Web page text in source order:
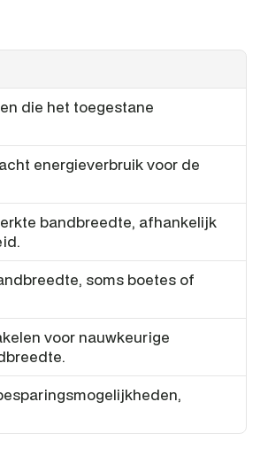
die het toegestane
energieverbruik voor de
bandbreedte, afhankelijk
soms boetes of
voor nauwkeurige